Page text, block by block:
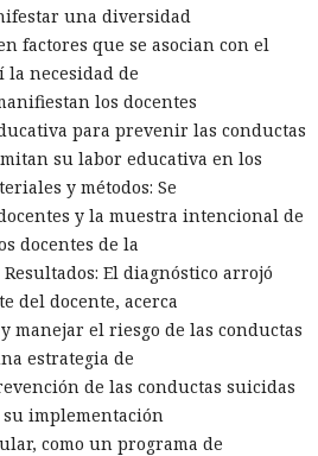
una diversidad
factores que se asocian con el
la necesidad de
los docentes
para prevenir las conductas
su labor educativa en los
y métodos: Se
y la muestra intencional de
docentes de la
El diagnóstico arrojó
del docente, acerca
manejar el riesgo de las conductas
estrategia de
de las conductas suicidas
implementación
como un programa de